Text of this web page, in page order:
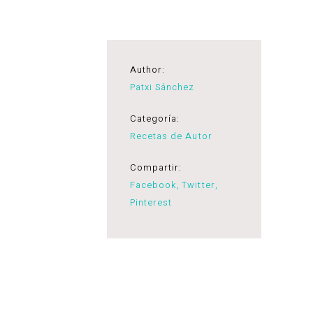
Author:
Patxi Sánchez
Categoría:
Recetas de Autor
Compartir:
Facebook Twitter
Pinterest